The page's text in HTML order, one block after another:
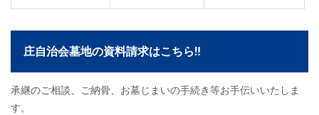
庄自治会墓地の資料請求はこちら‼
承継のご相談、ご納骨、お墓じまいの手続き等お手伝いいたしま
す。